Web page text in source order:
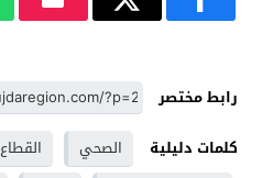
رابط مختصر
كلمات دليلية
الصحي القطاع